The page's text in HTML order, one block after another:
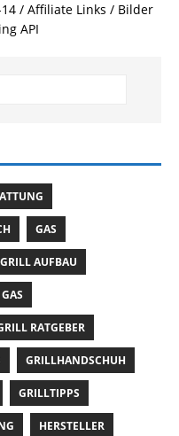
/ Affiliate Links / Bilder
API
GAS
AUFBAU
RATGEBER
GRILLHANDSCHUH
GRILLTIPPS
HERSTELLER